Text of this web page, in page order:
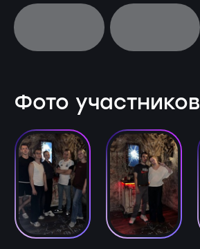
Фото участников